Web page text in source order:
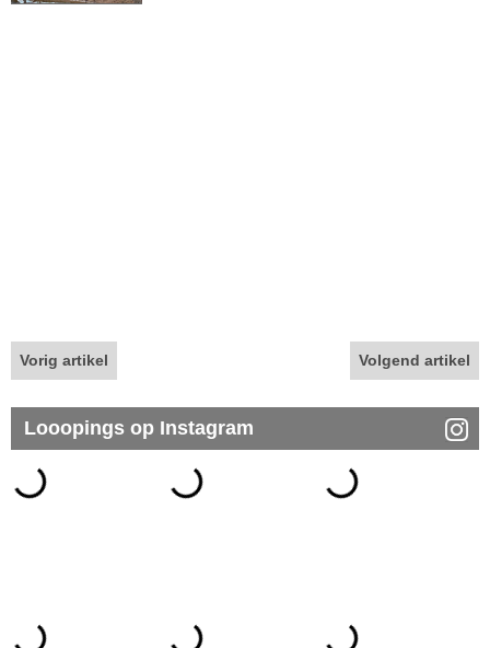
Vorig artikel Volgend artikel
Looopings op Instagram